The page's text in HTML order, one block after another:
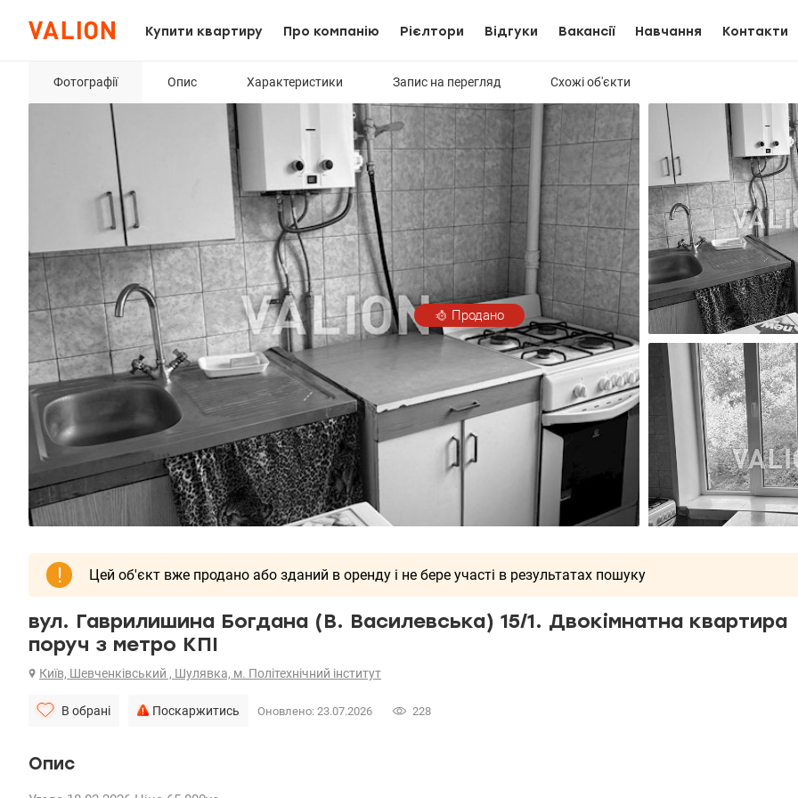
Купити квартиру Про компанію Рієлтори Відгуки Вакансії Навчання Контакти
Фотографії Опис Характеристики Запис на перегляд Схожі об'єкти
Продано
! Цей об'єкт вже продано або зданий в оренду і не бере участі в результатах пошуку
вул. Гаврилишина Богдана (В. Василевська) 15/1. Двокімнатна квартира
поруч з метро КПІ
Київ, Шевченківський , Шулявка, м. Політехнічний інститут
В обрані Поскаржитись Оновлено: 23.07.2026 228
Опис